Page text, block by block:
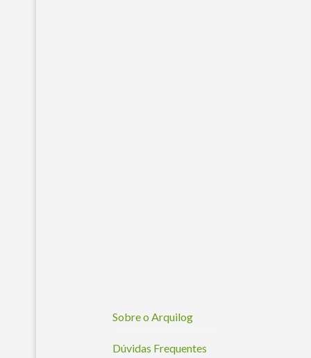
Sobre o Arquilog
Dúvidas Frequentes